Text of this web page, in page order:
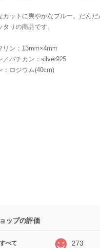
カットに爽やかなブルー。だん
タリの商品です。
リン：13mm×4mm
／バチカン：silver925
：ロジウム(40cm)
ップの評価
すべて 273